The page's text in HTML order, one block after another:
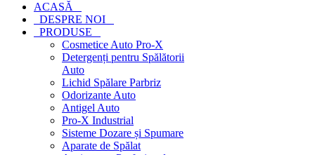
ACASĂ
DESPRE NOI
PRODUSE
Cosmetice Auto Pro-X
Detergenți pentru Spălătorii
Auto
Lichid Spălare Parbriz
Odorizante Auto
Antigel Auto
Pro-X Industrial
Sisteme Dozare și Spumare
Aparate de Spălat